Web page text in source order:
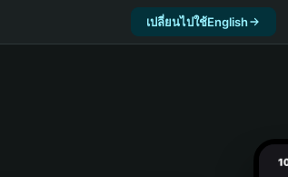
เปลี่ยนไปใช้English